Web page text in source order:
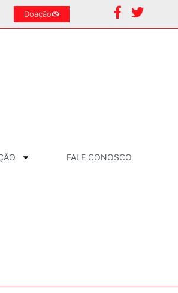
Doação
FALE CONOSCO